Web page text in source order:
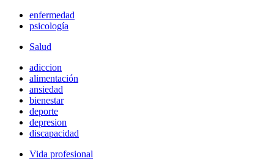
enfermedad
psicología
Salud
adiccion
alimentación
ansiedad
bienestar
deporte
depresion
discapacidad
Vida profesional